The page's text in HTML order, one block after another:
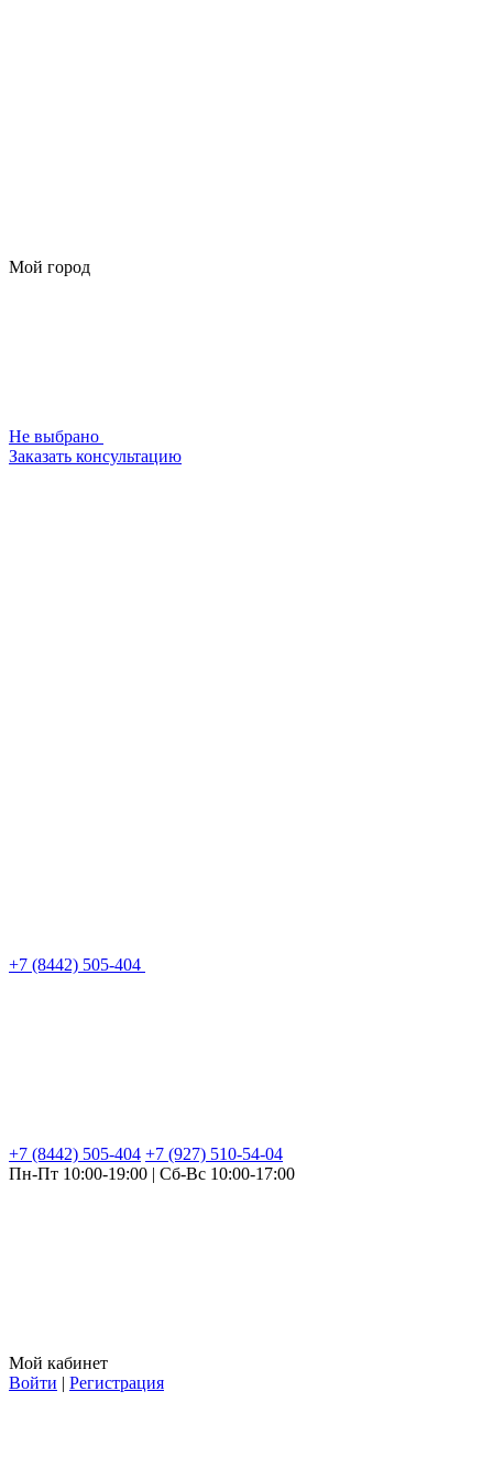
Мой город
Не выбрано
Заказать консультацию
+7 (8442) 505-404
+7 (8442) 505-404 +7 (927) 510-54-04
Пн-Пт 10:00-19:00 | Сб-Вс 10:00-17:00
Мой кабинет
Войти | Регистрация